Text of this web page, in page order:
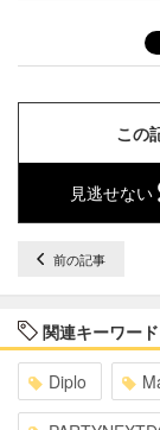
この
見逃せない
前の記事
関連キーワード
Diplo